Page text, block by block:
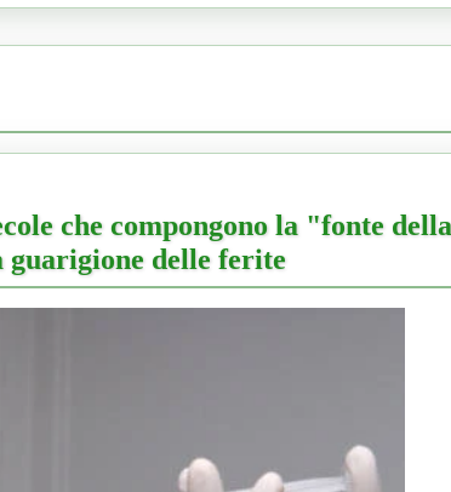
che compongono la "fonte della
guarigione delle ferite